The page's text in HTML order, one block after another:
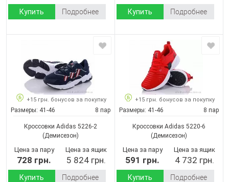
Купить Подробнее Купить Подробнее
+15 грн. бонусов за покупку
Размеры: 41-46 8 пар
Кроссовки Adidas 5226-2
(Демисезон)
Цена за пару
728 грн.
Цена за ящик
5 824 грн.
Купить Подробнее
+15 грн. бонусов за покупку
Размеры: 41-46 8 пар
Кроссовки Adidas 5220-6
(Демисезон)
Цена за пару
591 грн.
Цена за ящик
4 732 грн.
Купить Подробнее